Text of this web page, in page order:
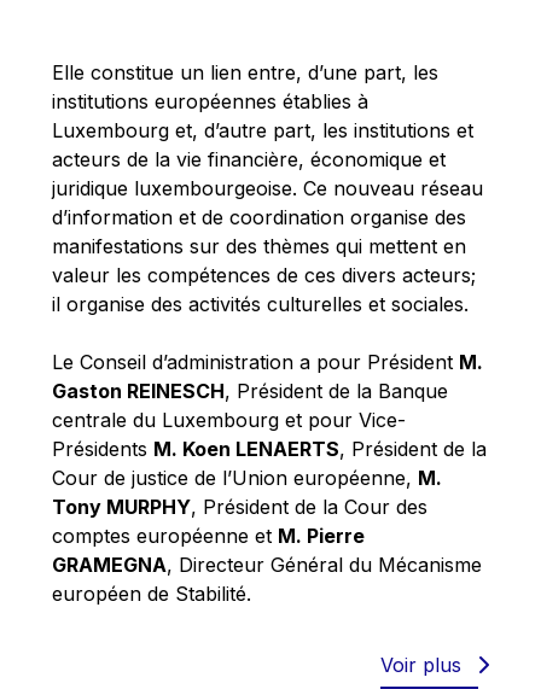
Michael Sohlman
Michel Goedert
Mireille Delmas-Marty
Nobuo Tanaka
Otmar Issing
Paolo Mengozzi
Paschal Donohoe
Pat Cox
Patrizia Nanz
Philippe Maystadt
Pierre Gramegna
Richard Pelly
Robert Goebbels
Robert REYNDERS
Elle constitue un lien entre, d’une part, les
institutions européennes établies à
Luxembourg et, d’autre part, les institutions et
acteurs de la vie financière, économique et
juridique luxembourgeoise. Ce nouveau réseau
d’information et de coordination organise des
manifestations sur des thèmes qui mettent en
valeur les compétences de ces divers acteurs;
il organise des activités culturelles et sociales.
Le Conseil d’administration a pour Président M.
Gaston REINESCH, Président de la Banque
centrale du Luxembourg et pour Vice-
Présidents M. Koen LENAERTS, Président de la
Cour de justice de l’Union européenne, M.
Tony MURPHY, Président de la Cour des
comptes européenne et M. Pierre
GRAMEGNA, Directeur Général du Mécanisme
européen de Stabilité.
Voir plus